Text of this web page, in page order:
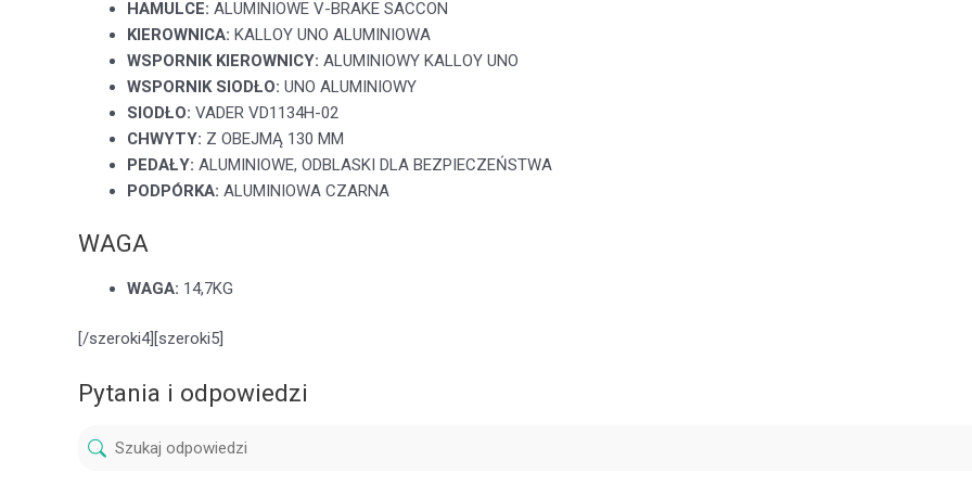
HAMULCE: ALUMINIOWE V-BRAKE SACCON
KIEROWNICA: KALLOY UNO ALUMINIOWA
WSPORNIK KIEROWNICY: ALUMINIOWY KALLOY UNO
WSPORNIK SIODŁO: UNO ALUMINIOWY
SIODŁO: VADER VD1134H-02
CHWYTY: Z OBEJMĄ 130 MM
PEDAŁY: ALUMINIOWE, ODBLASKI DLA BEZPIECZEŃSTWA
PODPÓRKA: ALUMINIOWA CZARNA
WAGA
WAGA: 14,7KG
[/szeroki4][szeroki5]
Pytania i odpowiedzi